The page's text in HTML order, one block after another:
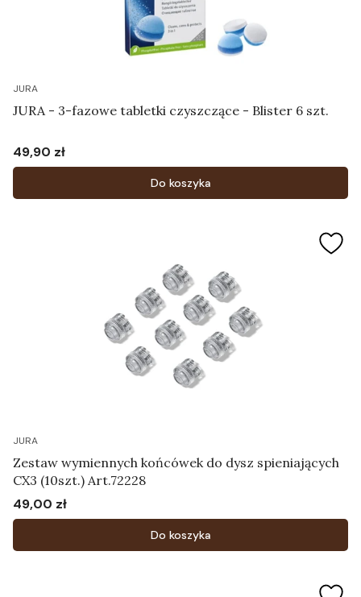
JURA
JURA - 3-fazowe tabletki czyszczące - Blister 6 szt.
Cena
49,90 zł
Do koszyka
JURA
Zestaw wymiennych końcówek do dysz spieniających
CX3 (10szt.) Art.72228
Cena
49,00 zł
Do koszyka